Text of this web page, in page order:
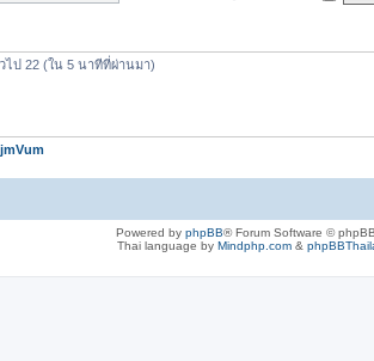
ป 22 (ใน 5 นาทีที่ผ่านมา)
jmVum
Powered by phpBB® Forum Software ©
Thai language by Mindphp.com&